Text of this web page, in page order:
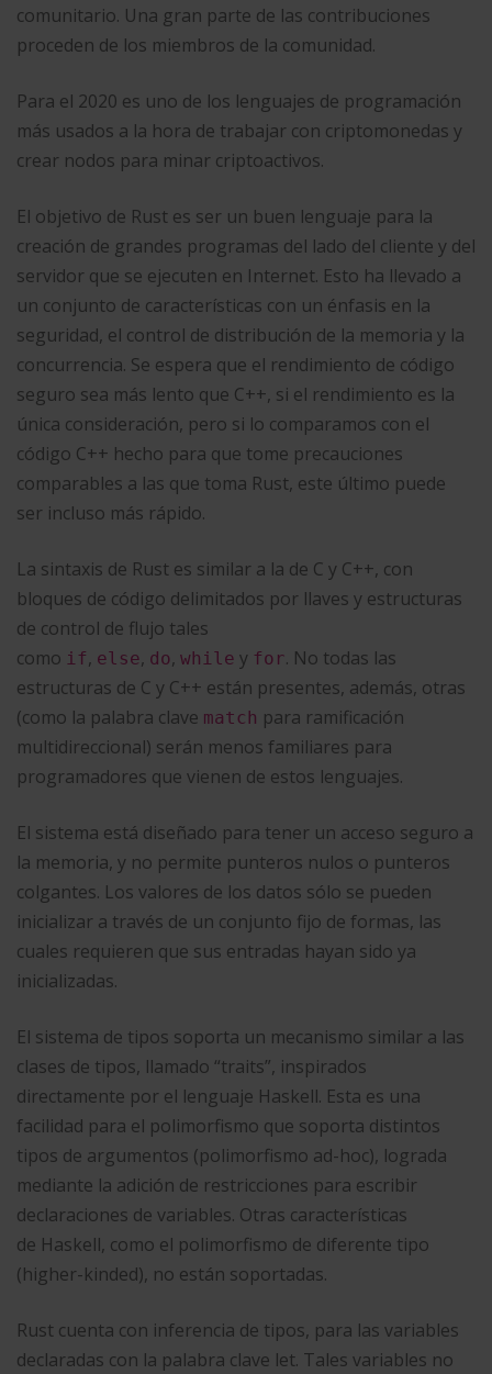
comunitario. Una gran parte de las contribuciones
proceden de los miembros de la comunidad.​
Para el 2020 es uno de los lenguajes de programación
más usados a la hora de trabajar con criptomonedas y
crear nodos para minar criptoactivos.
El objetivo de Rust es ser un buen lenguaje para la
creación de grandes programas del lado del cliente y del
servidor que se ejecuten en Internet. Esto ha llevado a
un conjunto de características con un énfasis en la
seguridad, el control de distribución de la memoria y la
concurrencia. Se espera que el rendimiento de código
seguro sea más lento que C++, si el rendimiento es la
única consideración, pero si lo comparamos con el
código C++ hecho para que tome precauciones
comparables a las que toma Rust, este último puede
ser incluso más rápido.​
La sintaxis de Rust es similar a la de C y C++, con
bloques de código delimitados por llaves y estructuras
de control de flujo tales
como if, else, do, while y for. No todas las
estructuras de C y C++ están presentes, además, otras
(como la palabra clave match para ramificación
multidireccional) serán menos familiares para
programadores que vienen de estos lenguajes.
El sistema está diseñado para tener un acceso seguro a
la memoria, y no permite punteros nulos o punteros
colgantes. Los valores de los datos sólo se pueden
inicializar a través de un conjunto fijo de formas, las
cuales requieren que sus entradas hayan sido ya
inicializadas.​
El sistema de tipos soporta un mecanismo similar a las
clases de tipos, llamado “traits”, inspirados
directamente por el lenguaje Haskell. Esta es una
facilidad para el polimorfismo que soporta distintos
tipos de argumentos (polimorfismo ad-hoc), lograda
mediante la adición de restricciones para escribir
declaraciones de variables. Otras características
de Haskell, como el polimorfismo de diferente tipo
(higher-kinded), no están soportadas.
Rust cuenta con inferencia de tipos, para las variables
declaradas con la palabra clave let. Tales variables no